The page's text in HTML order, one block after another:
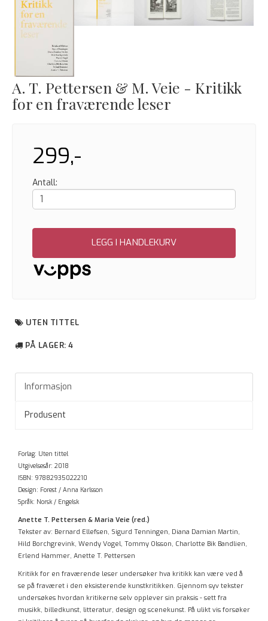
A. T. Pettersen & M. Veie - Kritikk
for en fraværende leser
299,-
Antall:
LEGG I HANDLEKURV
UTEN TITTEL
PÅ LAGER: 4
Informasjon
Produsent
Forlag: Uten tittel
Utgivelsesår: 2018
ISBN: 97882935022210
Design: Forest / Anna Karlsson
Språk: Norsk / Engelsk
Anette T. Pettersen & Maria Veie (red.)
Tekster av: Bernard Ellefsen, Sigurd Tenningen, Diana Damian Martin,
Hild Borchgrevink, Wendy Vogel, Tommy Olsson, Charlotte Bik Bandlien,
Erlend Hammer, Anette T. Pettersen
Kritikk for en fraværende leser undersøker hva kritikk kan være ved å
se på fraværet i den eksisterende kunstkritikken. Gjennom syv tekster
undersøkes hvordan kritikerne selv opplever sin praksis - sett fra
musikk, billedkunst, litteratur, design og scenekunst. På ulikt vis forsøker